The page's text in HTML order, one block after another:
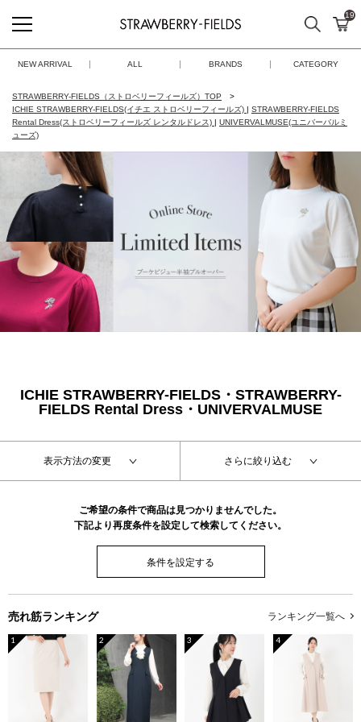
STRAWBERRY-FIELDS
検索 カ
19
NEW ARRIVAL ALL BRANDS CATEGORY
STRAWBERRY-FIELDS（ストロベリーフィールズ）TOP
ICHIE STRAWBERRY-FIELDS(イチエ ストロベリーフィールズ) | STRAWBERRY-FIELDS
Rental Dress(ストロベリーフィールズ レンタルドレス) | UNIVERVALMUSE(ユニバーバルミ
ューズ)
ICHIE STRAWBERRY-FIELDS・STRAWBERRY-
FIELDS Rental Dress・UNIVERVALMUSE
表示方法の変更 さらに絞り込む
ご希望の条件で商品は見つかりませんでした。
下記より再度条件を設定して検索してください。
条件を設定する
売れ筋ランキング ランキング一覧へ
1 2 3 4